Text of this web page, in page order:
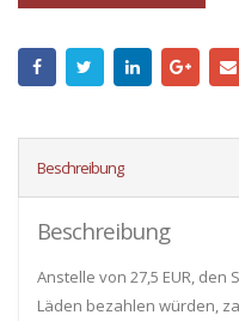
Beschreibung
Beschreibung
Anstelle von 27,5 EUR,
Läden bezahlen würden,